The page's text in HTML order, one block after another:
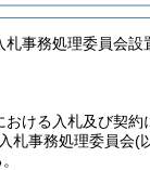
札事務処理委員会設
おける入札及び契約
札事務処理委員会(